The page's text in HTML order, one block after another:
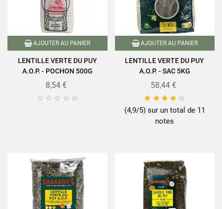
AJOUTER AU PANIER
LENTILLE VERTE DU PUY
A.O.P. - POCHON 500G
8,54 €
    
AJOUTER AU PANIER
LENTILLE VERTE DU PUY
A.O.P. - SAC 5KG
58,44 €
    
(4,9/5) sur un total de 11
notes